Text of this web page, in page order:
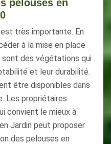
pelouses en
très importante. En
à la mise en place
sont des végétations qui
et leur durabilité.
être disponibles dans
Les propriétaires
convient le mieux à
Jardin peut proposer
des pelouses en